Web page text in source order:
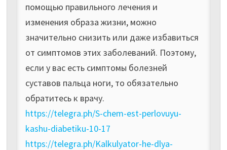
помощью правильного лечения и
изменения образа жизни, можно
значительно снизить или даже избавиться
от симптомов этих заболеваний. Поэтому,
если у вас есть симптомы болезней
суставов пальца ноги, то обязательно
обратитесь к врачу.
https://telegra.ph/S-chem-est-perlovuyu-
kashu-diabetiku-10-17
https://telegra.ph/Kalkulyator-he-dlya-